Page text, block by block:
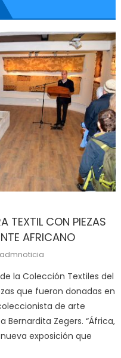
TEXTIL CON PIEZAS
AFRICANO
Author
admnoticia
la Colección Textiles del
que fueron donadas en
de arte
Bernardita Zegers. “África,
exposición que